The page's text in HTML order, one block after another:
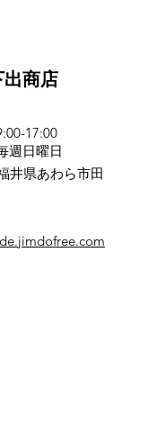
商店
17:00
週日曜日
井県あわら市田